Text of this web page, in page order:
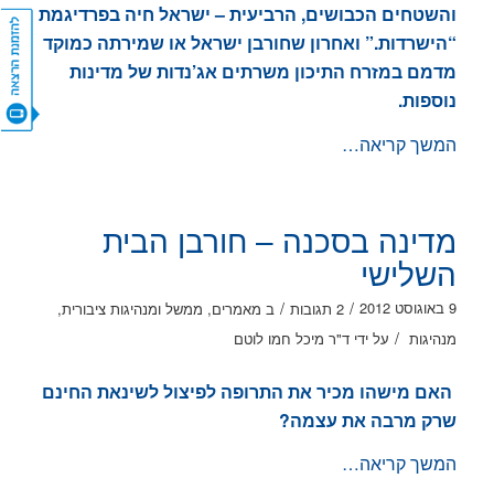
והשטחים הכבושים, הרביעית – ישראל חיה בפרדיגמת
“הישרדות.” ואחרון שחורבן ישראל או שמירתה כמוקד
מדמם במזרח התיכון משרתים אג’נדות של מדינות
נוספות.
המשך קריאה…
מדינה בסכנה – חורבן הבית
השלישי
9 באוגוסט 2012 / 2 תגובות / ב מאמרים, ממשל ומנהיגות ציבורית,
מנהיגות / על ידי ד"ר מיכל חמו לוטם
האם מישהו מכיר את התרופה לפיצול לשינאת החינם
שרק מרבה את עצמה?
המשך קריאה…
CONTACT US